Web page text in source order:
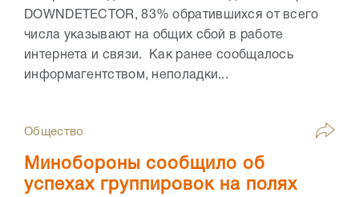
DOWNDETECTOR, 83% обратившихся от всего
числа указывают на общих сбой в работе
интернета и связи. Как ранее сообщалось
информагентством, неполадки...
Общество
Минобороны сообщило об
успехах группировок на полях